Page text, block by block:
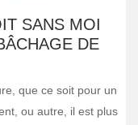
SANS MOI
DE
que ce soit pour un
ou autre, il est plus